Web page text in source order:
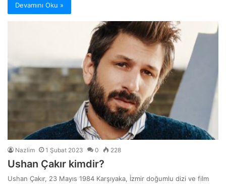
Devamını Oku »
Nazlim 1 Şubat 2023 0 228
Ushan Çakır kimdir?
Ushan Çakır, 23 Mayıs 1984 Karşıyaka, İzmir doğumlu dizi ve film